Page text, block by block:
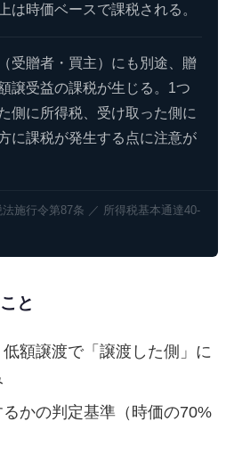
は時価ベースで課税される。
受贈者・買主）にも別途、贈
譲受益の課税が生じる。1つ
側に所得税、受け取った側に
に課税が発生する点に注意が
施行令第87条 ／ 所得税基本通達40-
と
額譲渡で「譲渡した側」に
かの判定基準（時価の70%